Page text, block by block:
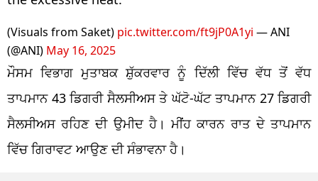
(Visuals from Saket) pic.twitter.com/ft9jP0A1yi — ANI
(@ANI) May 16, 2025
ਮੌਸਮ ਵਿਭਾਗ ਮੁਤਾਬਕ ਸ਼ੁੱਕਰਵਾਰ ਨੂੰ ਦਿੱਲੀ ਵਿੱਚ ਵੱਧ ਤੋਂ ਵੱਧ
ਤਾਪਮਾਨ 43 ਡਿਗਰੀ ਸੈਲਸੀਅਸ ਤੇ ਘੱਟੋ-ਘੱਟ ਤਾਪਮਾਨ 27 ਡਿਗਰੀ
ਸੈਲਸੀਅਸ ਰਹਿਣ ਦੀ ਉਮੀਦ ਹੈ। ਮੀਂਹ ਕਾਰਨ ਰਾਤ ਦੇ ਤਾਪਮਾਨ
ਵਿੱਚ ਗਿਰਾਵਟ ਆਉਣ ਦੀ ਸੰਭਾਵਨਾ ਹੈ।